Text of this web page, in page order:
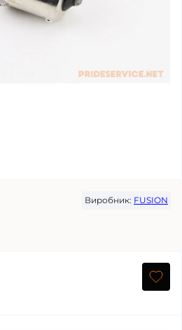
Виробник: FUSION